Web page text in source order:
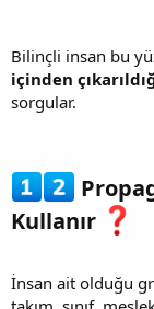
Bilinçli insan bu
içinden
sorgular.
Kullanır
İnsan ait olduğu